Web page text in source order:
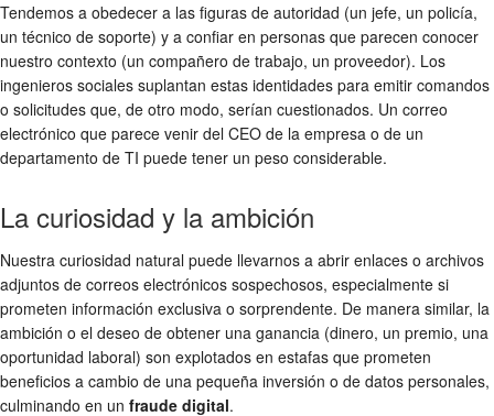
Tendemos a obedecer a las figuras de autoridad (un jefe, un policía,
un técnico de soporte) y a confiar en personas que parecen conocer
nuestro contexto (un compañero de trabajo, un proveedor). Los
ingenieros sociales suplantan estas identidades para emitir comandos
o solicitudes que, de otro modo, serían cuestionados. Un correo
electrónico que parece venir del CEO de la empresa o de un
departamento de TI puede tener un peso considerable.
La curiosidad y la ambición
Nuestra curiosidad natural puede llevarnos a abrir enlaces o archivos
adjuntos de correos electrónicos sospechosos, especialmente si
prometen información exclusiva o sorprendente. De manera similar, la
ambición o el deseo de obtener una ganancia (dinero, un premio, una
oportunidad laboral) son explotados en estafas que prometen
beneficios a cambio de una pequeña inversión o de datos personales,
culminando en un fraude digital.